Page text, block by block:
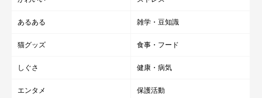
みんなで一緒に窓辺で空を眺めながら日向ぼっこをしている時間
や、団子のようになって眠っている時間には、とくに幸せを感じ
2匹にはこれからもずっと健やかに、穏やかに、幸せに暮らして
ほしいと思っています」
あるある 雑学・豆知識
猫グッズ 食事・フード
しぐさ 健康・病気
エンタメ 保護活動